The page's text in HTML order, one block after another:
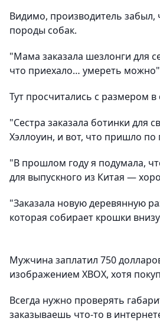
Видимо, производитель
породы собак.
"Мама заказала шезлонги для
что приехало… умереть
Тут просчитались с размером
"Сестра заказала ботинки для
Хэллоуин, и вот, что пришло по
"В прошлом году я подумала,
для выпускного из Китая —
"Заказала новую деревянную
которая собирает крошки
Мужчина заплатил 750
изображением XBOX, хотя
Всегда нужно проверять
заказываешь что-то в